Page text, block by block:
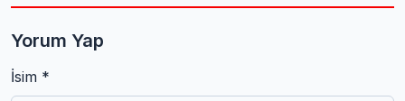
Yorum Yap
İsim *